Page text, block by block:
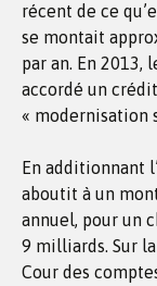
récent de ce
se montait
par an. En 2013,
accordé un
« modernisation
En additionnant
aboutit à un
annuel, pour un
9 milliards. Sur
Cour des